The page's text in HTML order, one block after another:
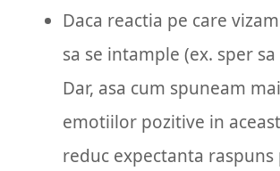
Daca reactia pe care
sa se intample (ex. sper
Dar, asa cum spuneam
emotiilor pozitive in
reduc expectanta